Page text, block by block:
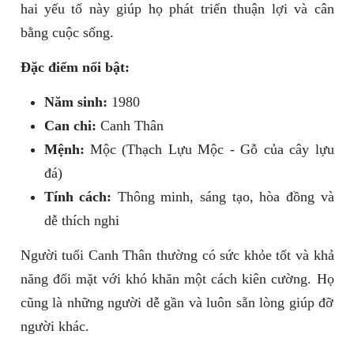
hai yếu tố này giúp họ phát triển thuận lợi và cân
bằng cuộc sống.
Đặc điểm nổi bật:
Năm sinh: 1980
Can chi: Canh Thân
Mệnh: Mộc (Thạch Lựu Mộc - Gỗ của cây lựu
đá)
Tính cách: Thông minh, sáng tạo, hòa đồng và
dễ thích nghi
Người tuổi Canh Thân thường có sức khỏe tốt và khả
năng đối mặt với khó khăn một cách kiên cường. Họ
cũng là những người dễ gần và luôn sẵn lòng giúp đỡ
người khác.